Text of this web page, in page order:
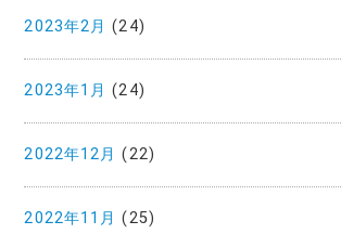
2023年2月 (24)
2023年1月 (24)
2022年12月 (22)
2022年11月 (25)